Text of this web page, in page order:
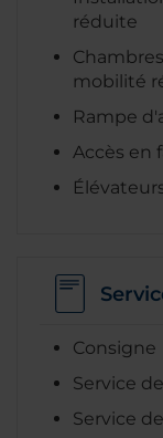
réduite
mobilité
Rampe
Accès en
Consigne
Service
Service